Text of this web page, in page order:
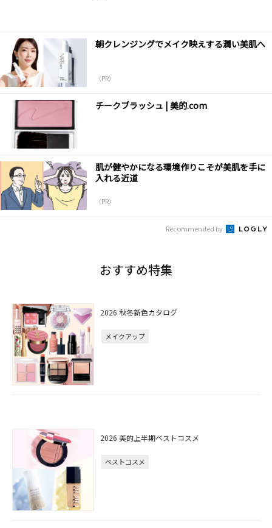
朝クレンジングでメイク映えする潤い美肌へ
（PR）
チークブラッシュ | 美的.com
肌が健やかになる環境作りこそが美肌を手に
入れる近道
（PR）
Recommended by
おすすめ特集
2026 秋冬新色カタログ
メイクアップ
2026 美的上半期ベストコスメ
ベストコスメ